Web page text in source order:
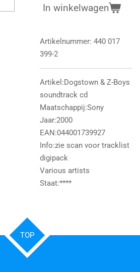
In winkelwagen
Artikelnummer: 440 017
399-2
Artikel:Dogstown & Z-Boys
soundtrack cd
Maatschappij:Sony
Jaar:2000
EAN:044001739927
Info:zie scan voor tracklist
digipack
Various artists
Staat:****
TOP